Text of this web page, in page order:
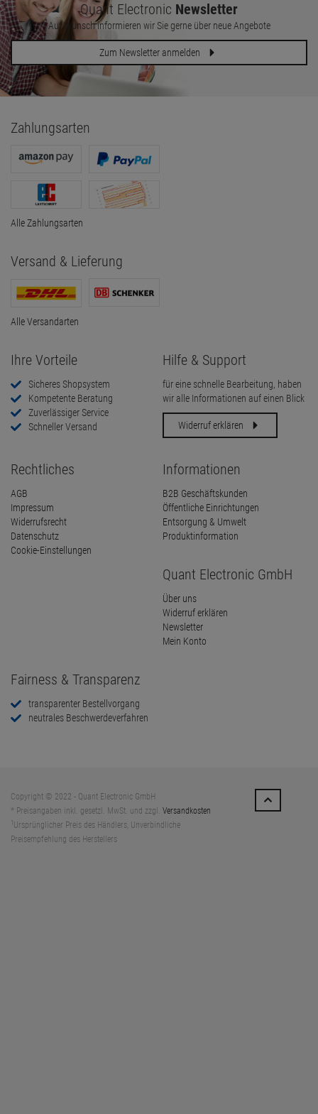
Quant Electronic Newsletter
Auf Wunsch informieren wir Sie gerne über neue Angebote
Zum Newsletter anmelden
Zahlungsarten
Alle Zahlungsarten
Versand & Lieferung
Alle Versandarten
Ihre Vorteile
Sicheres Shopsystem
Kompetente Beratung
Zuverlässiger Service
Schneller Versand
Hilfe & Support
für eine schnelle Bearbeitung, haben
wir alle Informationen auf einen Blick
Widerruf erklären
Rechtliches
AGB
Impressum
Widerrufsrecht
Datenschutz
Cookie-Einstellungen
Informationen
B2B Geschäftskunden
Öffentliche Einrichtungen
Entsorgung & Umwelt
Produktinformation
Quant Electronic GmbH
Über uns
Widerruf erklären
Newsletter
Mein Konto
Fairness & Transparenz
transparenter Bestellvorgang
neutrales Beschwerdeverfahren
Copyright © 2022 - Quant Electronic GmbH
* Preisangaben inkl. gesetzl. MwSt. und zzgl. Versandkosten
Ursprünglicher Preis des Händlers, Unverbindliche
Preisempfehlung des Herstellers